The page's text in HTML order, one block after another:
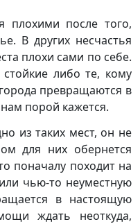
плохими после того,
В других несчастья
плохи сами по себе.
либо те, кому
превращаются в
порой кажется.
из таких мест, он не
для них обернется
поначалу походит на
чью-то неуместную
в настоящую
ждать неоткуда,